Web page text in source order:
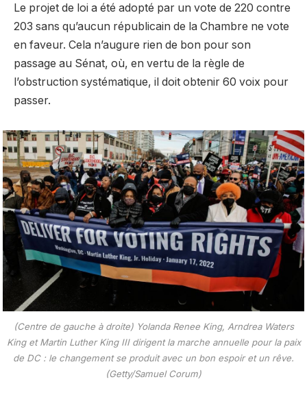
Le projet de loi a été adopté par un vote de 220 contre
203 sans qu’aucun républicain de la Chambre ne vote
en faveur. Cela n’augure rien de bon pour son
passage au Sénat, où, en vertu de la règle de
l’obstruction systématique, il doit obtenir 60 voix pour
passer.
(Centre de gauche à droite) Yolanda Renee King, Arndrea Waters
King et Martin Luther King III dirigent la marche annuelle pour la paix
de DC : le changement se produit avec un bon espoir et un rêve.
(Getty/Samuel Corum)